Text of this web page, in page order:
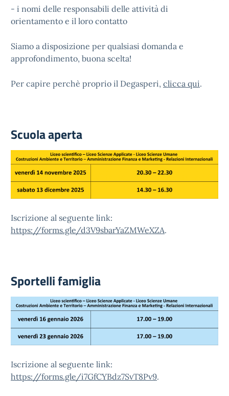
- i nomi delle responsabili delle attività di
orientamento e il loro contatto
Siamo a disposizione per qualsiasi domanda e
approfondimento, buona scelta!
Per capire perchè proprio il Degasperi, clicca qui.
Scuola aperta
Iscrizione al seguente link:
https://forms.gle/d3V9sbarYaZMWeXZA.
Sportelli famiglia
Iscrizione al seguente link:
https://forms.gle/i7GfCYBdz7SvT8Pv9.